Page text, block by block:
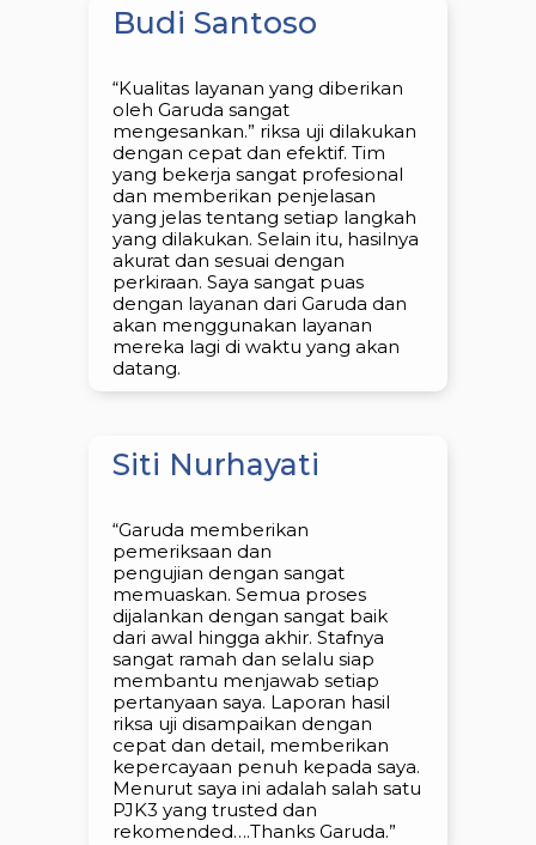
Budi Santoso
“Kualitas layanan yang diberikan
oleh Garuda sangat
mengesankan.” riksa uji dilakukan
dengan cepat dan efektif. Tim
yang bekerja sangat profesional
dan memberikan penjelasan
yang jelas tentang setiap langkah
yang dilakukan. Selain itu, hasilnya
akurat dan sesuai dengan
perkiraan. Saya sangat puas
dengan layanan dari Garuda dan
akan menggunakan layanan
mereka lagi di waktu yang akan
datang.
Siti Nurhayati
“Garuda memberikan
pemeriksaan dan
pengujian dengan sangat
memuaskan. Semua proses
dijalankan dengan sangat baik
dari awal hingga akhir. Stafnya
sangat ramah dan selalu siap
membantu menjawab setiap
pertanyaan saya. Laporan hasil
riksa uji disampaikan dengan
cepat dan detail, memberikan
kepercayaan penuh kepada saya.
Menurut saya ini adalah salah satu
PJK3 yang trusted dan
rekomended….Thanks Garuda.”